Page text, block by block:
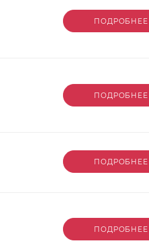
ПОДРОБНЕЕ
ПОДРОБНЕЕ
ПОДРОБНЕЕ
ПОДРОБНЕЕ